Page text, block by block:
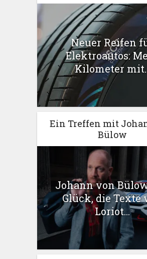
Neuer Reifen
Elektroautos:
Kilometer
Ein Treffen mit
Bülow
Johann von
Glück, die Texte
Loriot...